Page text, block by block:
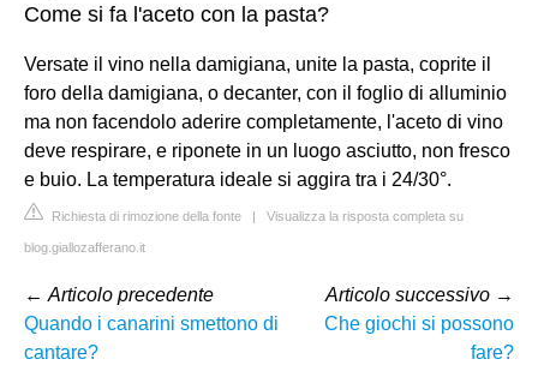
Come si fa l'aceto con la pasta?
Versate il vino nella damigiana, unite la pasta, coprite il
foro della damigiana, o decanter, con il foglio di alluminio
ma non facendolo aderire completamente, l'aceto di vino
deve respirare, e riponete in un luogo asciutto, non fresco
e buio. La temperatura ideale si aggira tra i 24/30°.
Richiesta di rimozione della fonte | Visualizza la risposta completa su
blog.giallozafferano.it
← Articolo precedente
Quando i canarini smettono di
cantare?
Articolo successivo →
Che giochi si possono
fare?